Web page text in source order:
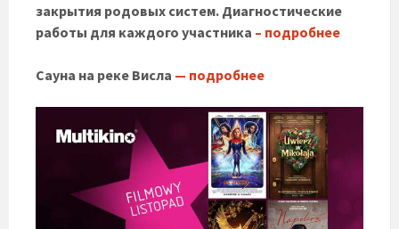
закрытия родовых систем. Диагностические
работы для каждого участника – подробнее
Сауна на реке Висла — подробнее